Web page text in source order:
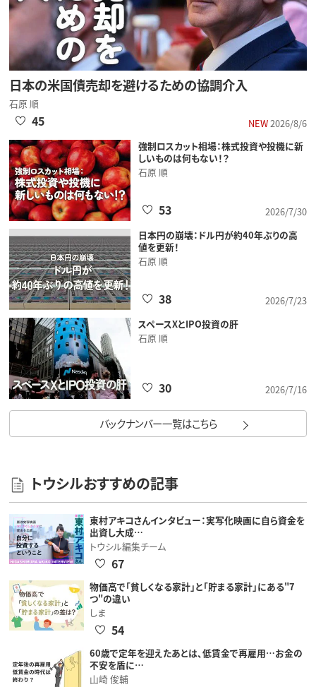
日本の米国債売却を避けるための協調介入
石原 順
NEW2026/8/6
45
強制ロスカット相場：株式投資や投機に新
しいものは何もない！？
石原 順
2026/7/30
53
日本円の崩壊：ドル円が約40年ぶりの高
値を更新！
石原 順
2026/7/23
38
スペースXとIPO投資の肝
石原 順
2026/7/16
30
バックナンバー一覧はこちら
トウシルおすすめの記事
東村アキコさんインタビュー：実写化映画に自ら資金を
出資し大成…
トウシル編集チーム
67
物価高で「貧しくなる家計」と「貯まる家計」にある"7
つ"の違い
しま
54
60歳で定年を迎えたあとは、低賃金で再雇用…お金の
不安を盾に…
山崎 俊輔